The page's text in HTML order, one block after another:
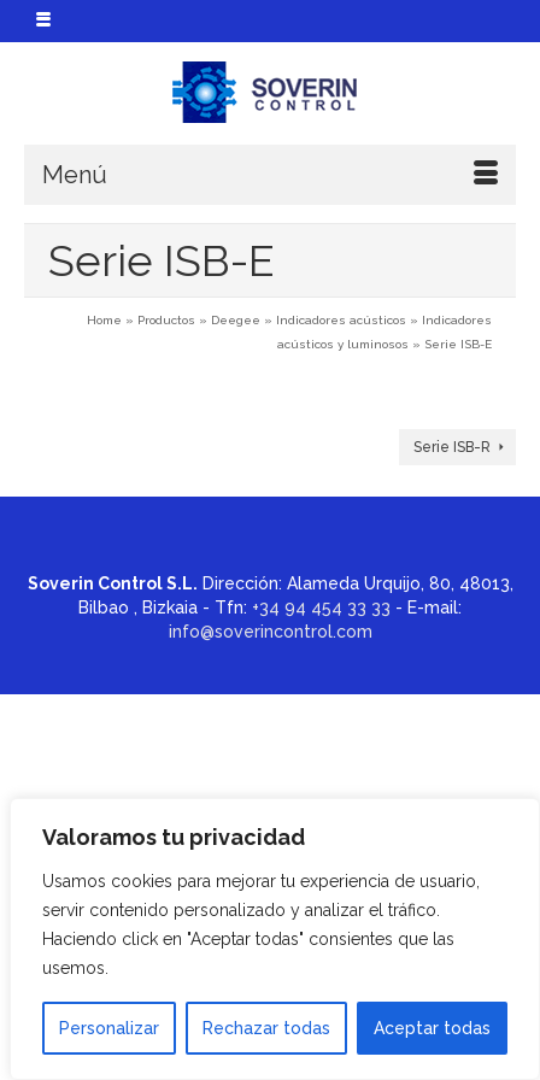
Valoramos tu privacidad
Usamos cookies para mejorar tu experiencia de usuario,
servir contenido personalizado y analizar el tráfico.
Haciendo click en "Aceptar todas" consientes que las
usemos.
Personalizar Rechazar todas Aceptar todas
Menú
Serie ISB-E
Home » Productos » Deegee » Indicadores acústicos » Indicadores
acústicos y luminosos » Serie ISB-E
Serie ISB-R
Soverin Control S.L. Dirección: Alameda Urquijo, 80, 48013,
Bilbao , Bizkaia - Tfn: +34 94 454 33 33 - E-mail:
info@soverincontrol.com